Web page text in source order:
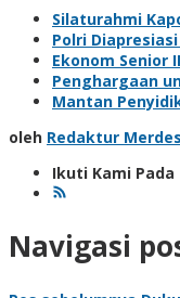
Silaturahmi
Polri
Ekonom Senior
Penghargaan
Mantan
oleh Redaktur
Ikuti Kami Pada
Navigasi